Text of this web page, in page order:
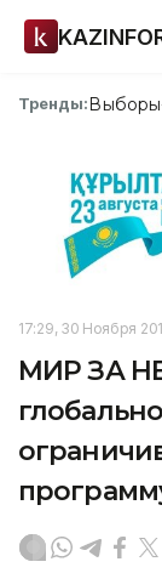
Тренды:
17:29, 30 Ноября
МИР ЗА